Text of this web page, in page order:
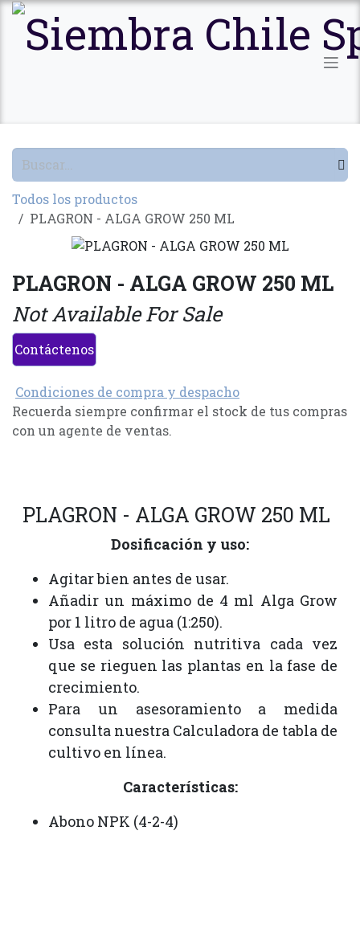
Ir al contenido
Todos los productos
PLAGRON - ALGA GROW 250 ML
PLAGRON - ALGA GROW 250 ML
Not Available For Sale
Contáctenos
Condiciones de compra y despacho
Recuerda siempre confirmar el stock de tus compras
con un agente de ventas.
PLAGRON - ALGA GROW 250 ML
Dosificación y uso:
Agitar bien antes de usar.
Añadir un máximo de 4 ml Alga Grow
por 1 litro de agua (1:250).
Usa esta solución nutritiva cada vez
que se rieguen las plantas en la fase de
crecimiento.
Para un asesoramiento a medida
consulta nuestra Calculadora de tabla de
cultivo en línea.
Características:
Abono NPK (4-2-4)